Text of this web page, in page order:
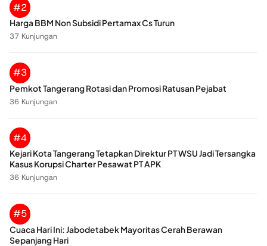
#2
Harga BBM Non Subsidi Pertamax Cs Turun
37 Kunjungan
#3
Pemkot Tangerang Rotasi dan Promosi Ratusan Pejabat
36 Kunjungan
#4
Kejari Kota Tangerang Tetapkan Direktur PT WSU Jadi Tersangka
Kasus Korupsi Charter Pesawat PT APK
36 Kunjungan
#5
Cuaca Hari Ini: Jabodetabek Mayoritas Cerah Berawan
Sepanjang Hari